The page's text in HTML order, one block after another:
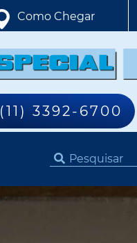
Como Chegar
(11) 3392-6700